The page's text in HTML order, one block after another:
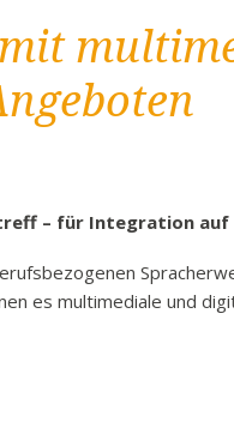
Rückkehr
– für Integration auf
es multimediale und